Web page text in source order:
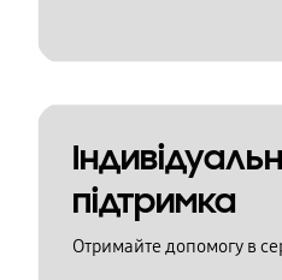
підтримка
Отримайте допомогу в